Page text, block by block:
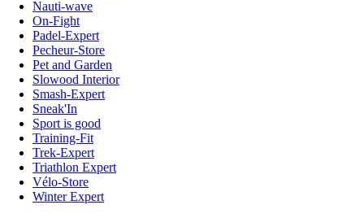
Nauti-wave
On-Fight
Padel-Expert
Pecheur-Store
Pet and Garden
Slowood Interior
Smash-Expert
Sneak'In
Sport is good
Training-Fit
Trek-Expert
Triathlon Expert
Vélo-Store
Winter Expert